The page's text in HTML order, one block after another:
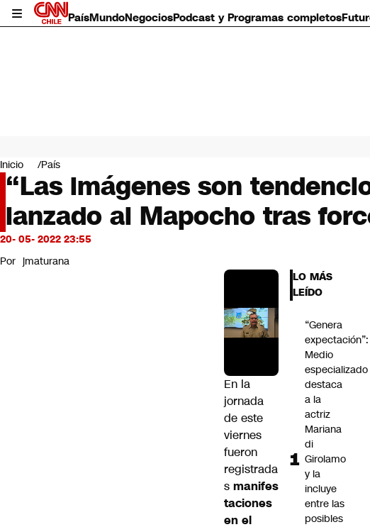
PaísMundoNegociosPodcast y Programas completos
Mundo
Negocios
Deportes
Programas completos
Cultura
Servicios
Bits
CNN Data
Inicio País
“Las imágenes son
lanzado al Mapocho tras
20- 05- 2022 23:55
Por jmaturana
En la
jornada
de este
viernes
fueron
registrada
s manifes
taciones
en el
LO MÁS
LEÍDO
“Genera
expectación”:
Medio
especializado
destaca
a la
actriz
Mariana
di
Girolamo
y la
incluye
entre las
posibles